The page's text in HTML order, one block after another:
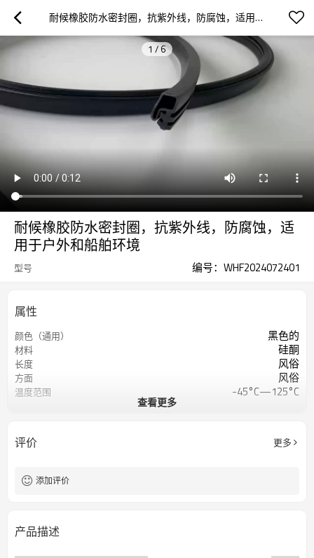
耐候橡胶防水密封圈，抗紫外线，防腐蚀，适用于户外和船舶环境
1 /6
耐候橡胶防水密封圈，抗紫外线，防腐蚀，适
用于户外和船舶环境
型号 编号：WHF2024072401
属性
颜色（通用） 黑色的
材料 硅酮
长度 风俗
方面 风俗
温度范围 -45°C—125°C
断裂伸长率
查看更多
评价 更多
添加评价
产品描述